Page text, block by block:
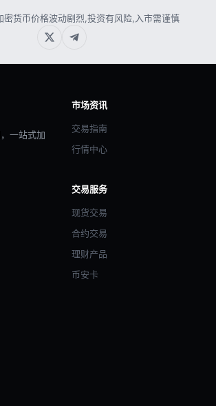
货币价格波动剧烈,投资有风险,入市需谨慎
一站式加
市场资讯
交易指南
行情中心
交易服务
现货交易
合约交易
理财产品
币安卡